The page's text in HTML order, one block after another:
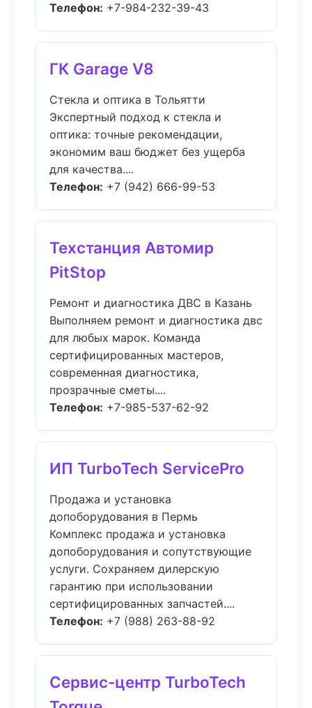
Телефон: +7-984-232-39-43
ГК Garage V8
Стекла и оптика в Тольятти
Экспертный подход к стекла и
оптика: точные рекомендации,
экономим ваш бюджет без ущерба
для качества....
Телефон: +7 (942) 666-99-53
Техстанция Автомир
PitStop
Ремонт и диагностика ДВС в Казань
Выполняем ремонт и диагностика двс
для любых марок. Команда
сертифицированных мастеров,
современная диагностика,
прозрачные сметы....
Телефон: +7-985-537-62-92
ИП TurboTech ServicePro
Продажа и установка
допоборудования в Пермь
Комплекс продажа и установка
допоборудования и сопутствующие
услуги. Сохраняем дилерскую
гарантию при использовании
сертифицированных запчастей....
Телефон: +7 (988) 263-88-92
Сервис-центр TurboTech